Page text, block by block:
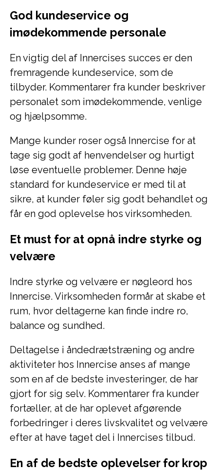
God kundeservice og
imødekommende personale
En vigtig del af Innercises succes er den
fremragende kundeservice, som de
tilbyder. Kommentarer fra kunder beskriver
personalet som imødekommende, venlige
og hjælpsomme.
Mange kunder roser også Innercise for at
tage sig godt af henvendelser og hurtigt
løse eventuelle problemer. Denne høje
standard for kundeservice er med til at
sikre, at kunder føler sig godt behandlet og
får en god oplevelse hos virksomheden.
Et must for at opnå indre styrke og
velvære
Indre styrke og velvære er nøgleord hos
Innercise. Virksomheden formår at skabe et
rum, hvor deltagerne kan finde indre ro,
balance og sundhed.
Deltagelse i åndedrætstræning og andre
aktiviteter hos Innercise anses af mange
som en af de bedste investeringer, de har
gjort for sig selv. Kommentarer fra kunder
fortæller, at de har oplevet afgørende
forbedringer i deres livskvalitet og velvære
efter at have taget del i Innercises tilbud.
En af de bedste oplevelser for krop